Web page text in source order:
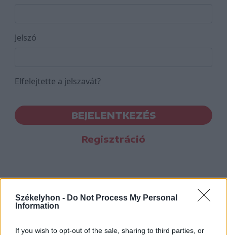
Székelyhon - Do Not Process My Personal
Information
If you wish to opt-out of the sale, sharing to third parties, or
Jelszó
Elfelejtette a jelszavát?
BEJELENTKEZÉS
Regisztráció